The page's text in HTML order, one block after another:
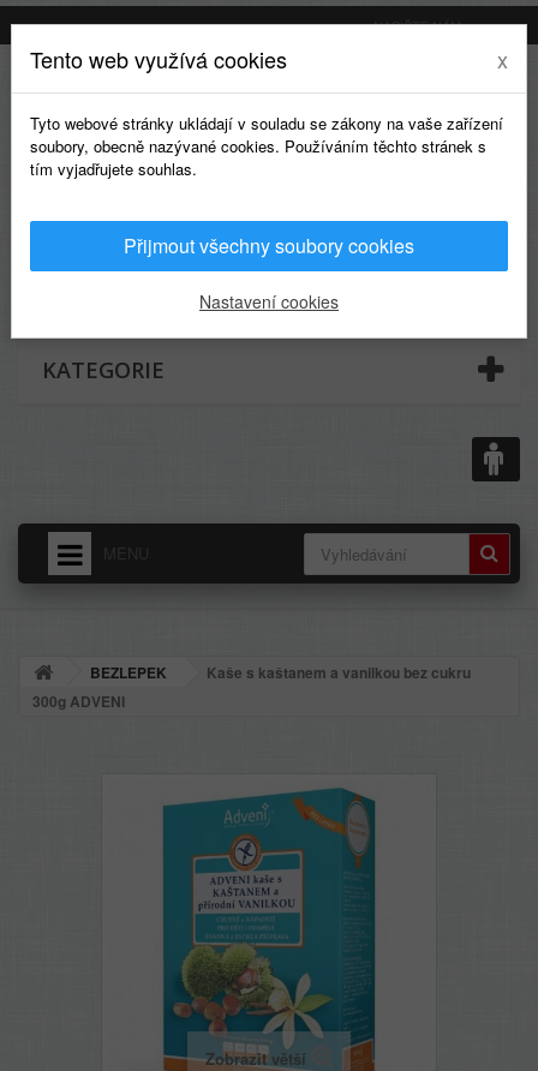
NAPIŠTE NÁM
0
KATEGORIE
DODÁNÍ - PŘEPRAVNÉ
BEZLEPEK
Kaše s kaštanem a vanilkou bez cukru
300g ADVENI
Zobrazit větší
Tento web využívá cookies x
Tyto webové stránky ukládají v souladu se zákony na vaše zařízení
soubory, obecně nazývané cookies. Používáním těchto stránek s
tím vyjadřujete souhlas.
Přijmout všechny soubory cookies
Nastavení cookies